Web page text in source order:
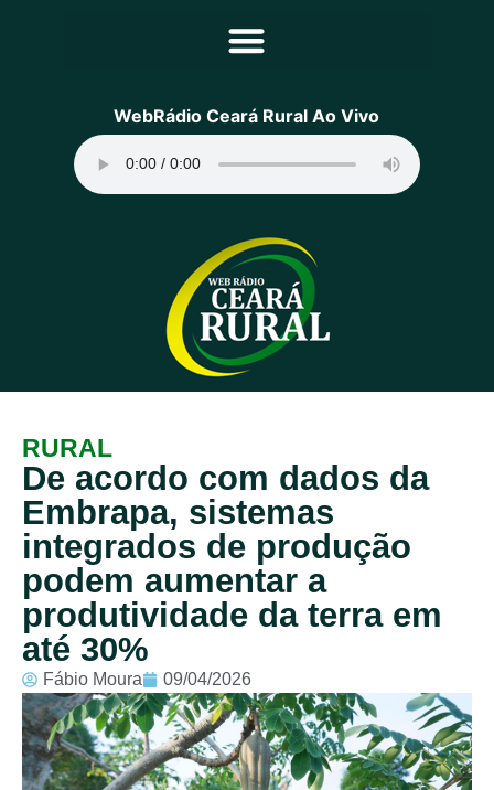
Principal
Programação
Equipe
Contato
Sobre
WebRádio Ceará Rural Ao Vivo
RURAL
De acordo com dados da
Embrapa, sistemas
integrados de produção
podem aumentar a
produtividade da terra em
até 30%
Fábio Moura 09/04/2026